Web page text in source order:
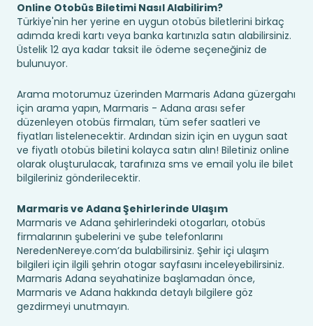
Online Otobüs Biletimi Nasıl Alabilirim?
Türkiye'nin her yerine en uygun otobüs biletlerini birkaç
adımda kredi kartı veya banka kartınızla satın alabilirsiniz.
Üstelik 12 aya kadar taksit ile ödeme seçeneğiniz de
bulunuyor.
Arama motorumuz üzerinden Marmaris Adana güzergahı
için arama yapın, Marmaris - Adana arası sefer
düzenleyen otobüs firmaları, tüm sefer saatleri ve
fiyatları listelenecektir. Ardından sizin için en uygun saat
ve fiyatlı otobüs biletini kolayca satın alın! Biletiniz online
olarak oluşturulacak, tarafınıza sms ve email yolu ile bilet
bilgileriniz gönderilecektir.
Marmaris ve Adana Şehirlerinde Ulaşım
Marmaris ve Adana şehirlerindeki otogarları, otobüs
firmalarının şubelerini ve şube telefonlarını
NeredenNereye.com’da bulabilirsiniz. Şehir içi ulaşım
bilgileri için ilgili şehrin otogar sayfasını inceleyebilirsiniz.
Marmaris Adana seyahatinize başlamadan önce,
Marmaris ve Adana hakkında detaylı bilgilere göz
gezdirmeyi unutmayın.